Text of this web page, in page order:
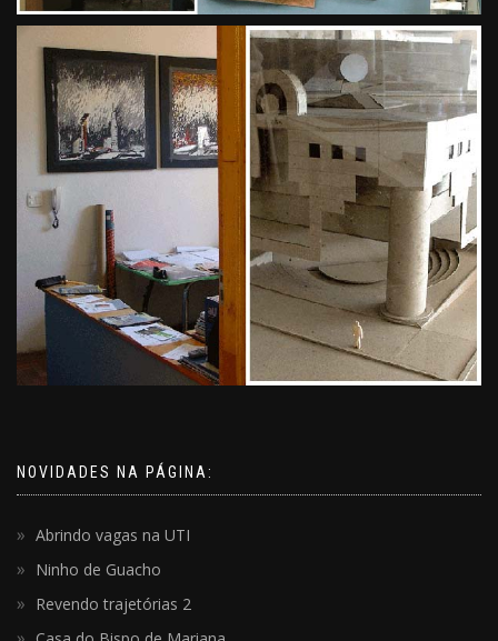
NOVIDADES NA PÁGINA:
Abrindo vagas na UTI
Ninho de Guacho
Revendo trajetórias 2